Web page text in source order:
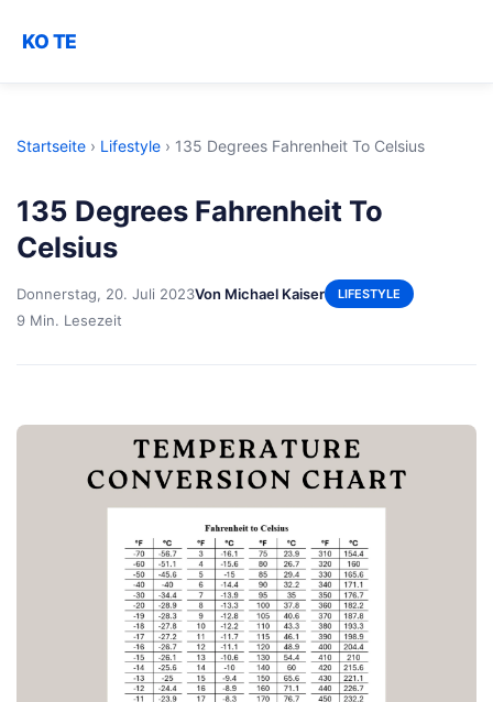
KO TE
Startseite › Lifestyle › 135 Degrees Fahrenheit To Celsius
135 Degrees Fahrenheit To
Celsius
Donnerstag, 20. Juli 2023Von Michael Kaiser LIFESTYLE
9 Min. Lesezeit